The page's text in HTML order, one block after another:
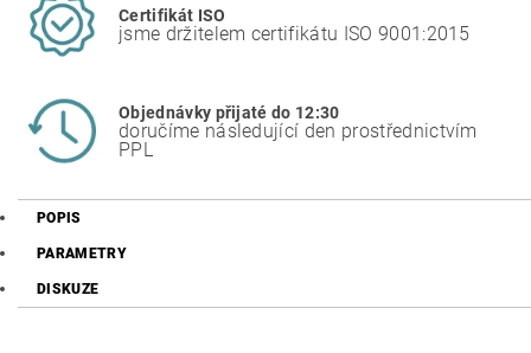
Certifikát ISO
jsme držitelem certifikátu ISO 9001:2015
Objednávky přijaté do 12:30
doručíme následující den prostřednictvím
PPL
POPIS
PARAMETRY
DISKUZE